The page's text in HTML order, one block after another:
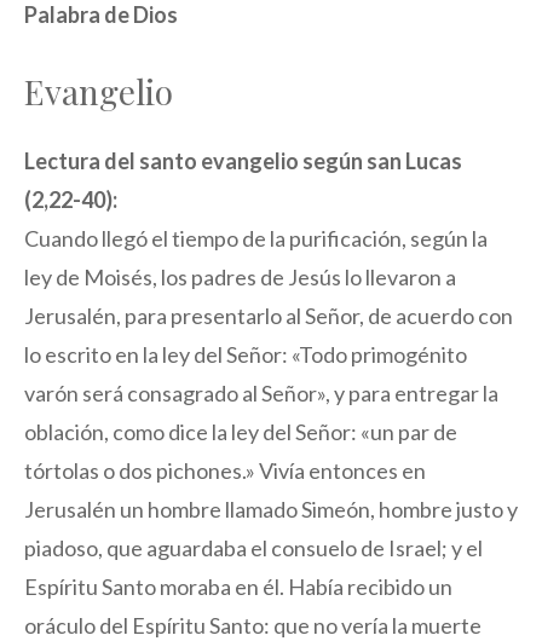
Palabra de Dios
Evangelio
Lectura del santo evangelio según san Lucas
(2,22-40):
Cuando llegó el tiempo de la purificación, según la
ley de Moisés, los padres de Jesús lo llevaron a
Jerusalén, para presentarlo al Señor, de acuerdo con
lo escrito en la ley del Señor: «Todo primogénito
varón será consagrado al Señor», y para entregar la
oblación, como dice la ley del Señor: «un par de
tórtolas o dos pichones.» Vivía entonces en
Jerusalén un hombre llamado Simeón, hombre justo y
piadoso, que aguardaba el consuelo de Israel; y el
Espíritu Santo moraba en él. Había recibido un
oráculo del Espíritu Santo: que no vería la muerte